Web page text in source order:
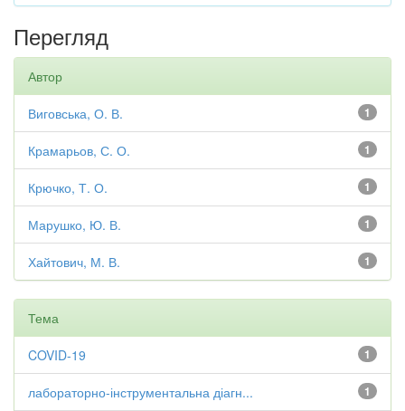
Перегляд
Автор
1
Виговська, О. В.
1
Крамарьов, С. О.
1
Крючко, Т. О.
1
Марушко, Ю. В.
1
Хайтович, М. В.
Тема
1
COVID-19
1
лабораторно-інструментальна діагн...